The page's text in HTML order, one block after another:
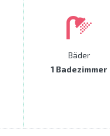
Bäder
1 Badezimmer